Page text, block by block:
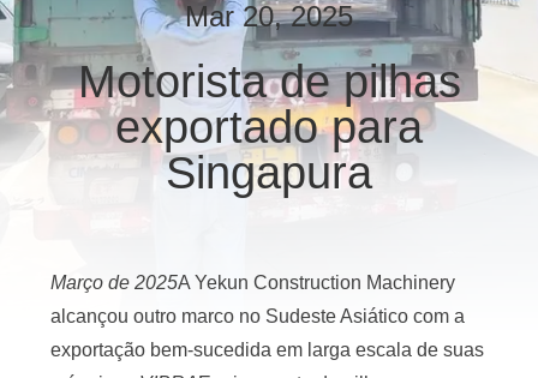
EXCURSÃO
DA
FÁBRICA
CONTROLE
CONTACTE-
NOS
Mar 20, 2025
Motorista de pilhas
exportado para
Singapura
Março de 2025A Yekun Construction Machinery
alcançou outro marco no Sudeste Asiático com a
exportação bem-sucedida em larga escala de suas